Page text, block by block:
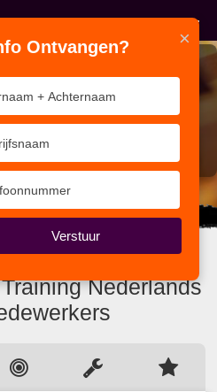
VOOR
als een klein gebaar volstaat.
Nederlands
×
Ontvangen?
Verstuur